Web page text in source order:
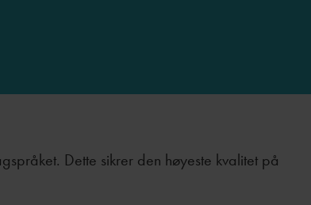
Dette sikrer den høyeste kvalitet på